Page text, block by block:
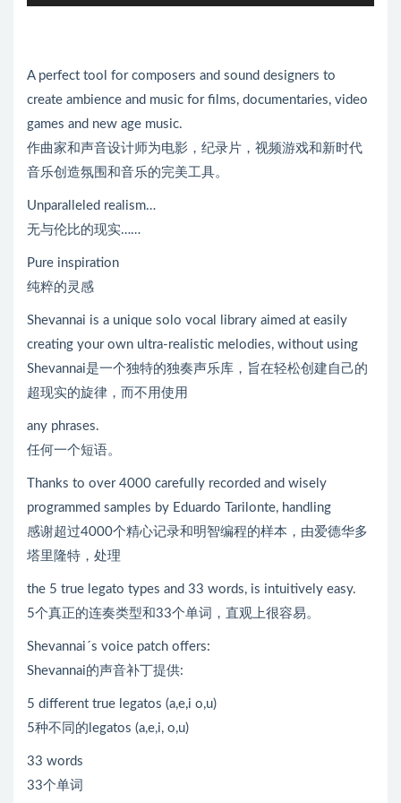
放
A perfect tool for composers and sound designers to
create ambience and music for films, documentaries, video
games and new age music.
作曲家和声音设计师为电影，纪录片，视频游戏和新时代
音乐创造氛围和音乐的完美工具。
Unparalleled realism…
无与伦比的现实……
Pure inspiration
纯粹的灵感
Shevannai is a unique solo vocal library aimed at easily
creating your own ultra-realistic melodies, without using
Shevannai是一个独特的独奏声乐库，旨在轻松创建自己的
超现实的旋律，而不用使用
any phrases.
任何一个短语。
Thanks to over 4000 carefully recorded and wisely
programmed samples by Eduardo Tarilonte, handling
感谢超过4000个精心记录和明智编程的样本，由爱德华多
塔里隆特，处理
the 5 true legato types and 33 words, is intuitively easy.
5个真正的连奏类型和33个单词，直观上很容易。
Shevannai´s voice patch offers:
Shevannai的声音补丁提供:
5 different true legatos (a,e,i o,u)
5种不同的legatos (a,e,i, o,u)
33 words
33个单词